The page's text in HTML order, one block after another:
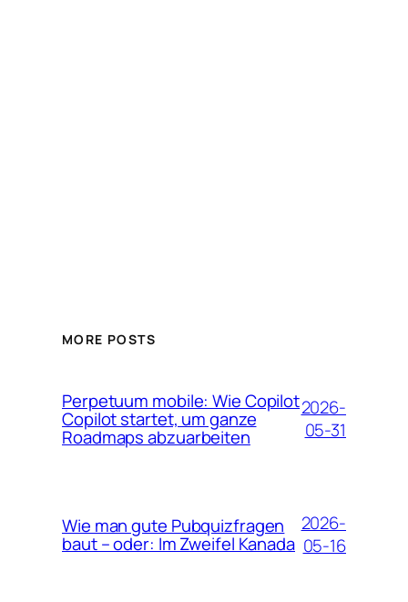
MORE POSTS
Perpetuum mobile: Wie Copilot
Copilot startet, um ganze
Roadmaps abzuarbeiten
2026-
05-31
Wie man gute Pubquizfragen
baut – oder: Im Zweifel Kanada
2026-
05-16